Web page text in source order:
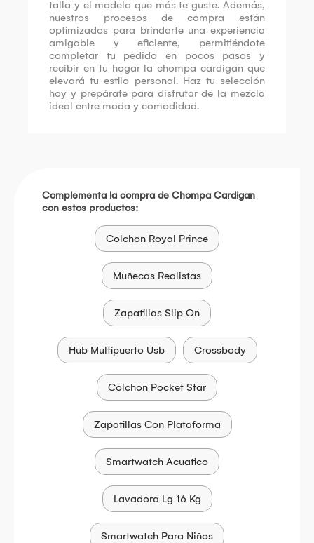
talla y el modelo que más te guste. Además,
nuestros procesos de compra están
optimizados para brindarte una experiencia
amigable y eficiente, permitiéndote
completar tu pedido en pocos pasos y
recibir en tu hogar la chompa cardigan que
elevará tu estilo personal. Haz tu selección
hoy y prepárate para disfrutar de la mezcla
ideal entre moda y comodidad.
Complementa la compra de Chompa Cardigan
con estos productos:
Colchon Royal Prince
Muñecas Realistas
Zapatillas Slip On
Hub Multipuerto Usb Crossbody
Colchon Pocket Star
Zapatillas Con Plataforma
Smartwatch Acuatico
Lavadora Lg 16 Kg
Smartwatch Para Niños